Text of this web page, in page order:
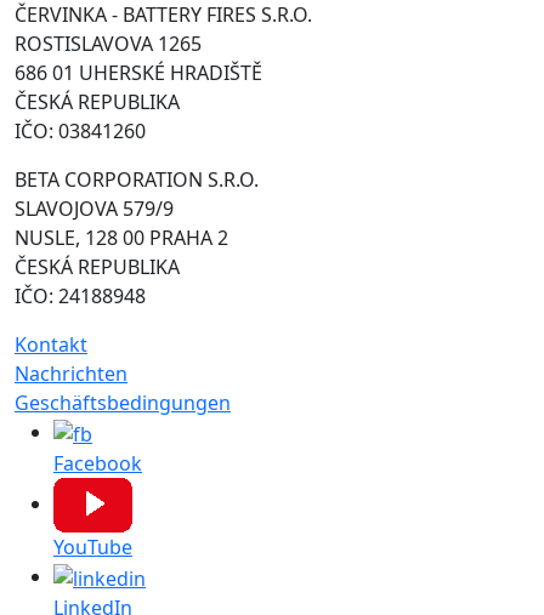
ČERVINKA - BATTERY FIRES S.R.O.
ROSTISLAVOVA 1265
686 01 UHERSKÉ HRADIŠTĚ
ČESKÁ REPUBLIKA
IČO: 03841260
BETA CORPORATION S.R.O.
SLAVOJOVA 579/9
NUSLE, 128 00 PRAHA 2
ČESKÁ REPUBLIKA
IČO: 24188948
Kontakt
Nachrichten
Geschäftsbedingungen
Facebook
YouTube
LinkedIn